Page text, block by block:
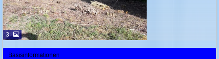
3
Basisinformationen